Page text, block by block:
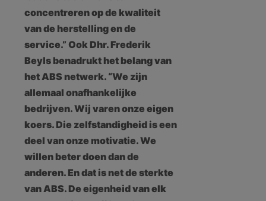
concentreren op de kwaliteit
van de herstelling en de
service.” Ook Dhr. Frederik
Beyls benadrukt het belang van
het ABS netwerk. “We zijn
allemaal onafhankelijke
bedrijven. Wij varen onze eigen
koers. Die zelfstandigheid is een
deel van onze motivatie. We
willen beter doen dan de
anderen. En dat is net de sterkte
van ABS. De eigenheid van elk